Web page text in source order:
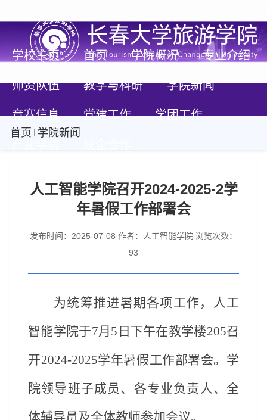
学校主页 首页 学院概况 专业介绍
师资队伍 教学与科研 学院新闻
竞赛信息 党建工作 学团工作
首页 学院新闻
人工智能学院召开2024-2025-2学
年暑假工作部署会
发布时间：2025-07-08 作者：人工智能学院 浏览次数：
93
为统筹推进暑期各项工作，人工
智能学院于7月5日下午在教学楼205召
开2024-2025学年暑假工作部署会。学
院领导班子成员、各专业负责人、全
体辅导员 及全体教师参加会议。